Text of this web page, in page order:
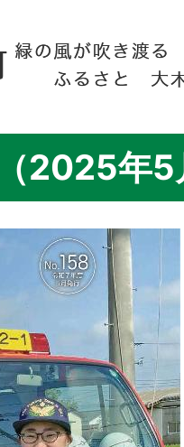
2025年5